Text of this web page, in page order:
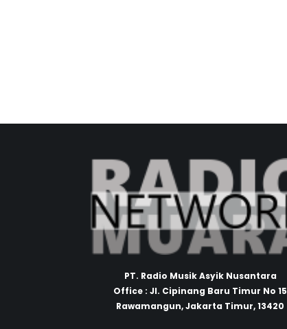
PT. Radio Musik Asyik Nusantara
Office : Jl. Cipinang Baru Timur No 15
Rawamangun, Jakarta Timur, 13420